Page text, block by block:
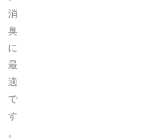
消
臭
に
最
適
で
す
。